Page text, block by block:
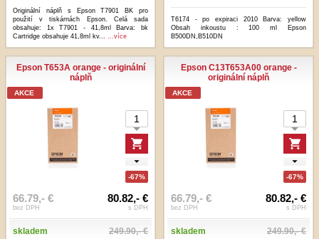
Originální náplň s Epson T7901 BK pro
použití v tiskárnách Epson. Celá sada
obsahuje: 1x T7901 - 41,8ml Barva: bk
Cartridge obsahuje 41,8ml kv... ...více
T6174 - po expiraci 2010 Barva: yellow
Obsah inkoustu : 100 ml Epson
B500DN,B510DN
Epson T653A orange - originální
náplň
AKCE
-67%
66.79,- €
bez DPH
80.82,- €
s DPH
skladem 249.90,- €
Epson C13T653A00 orange -
originální náplň
AKCE
-67%
66.79,- €
bez DPH
80.82,- €
s DPH
skladem 249.90,- €